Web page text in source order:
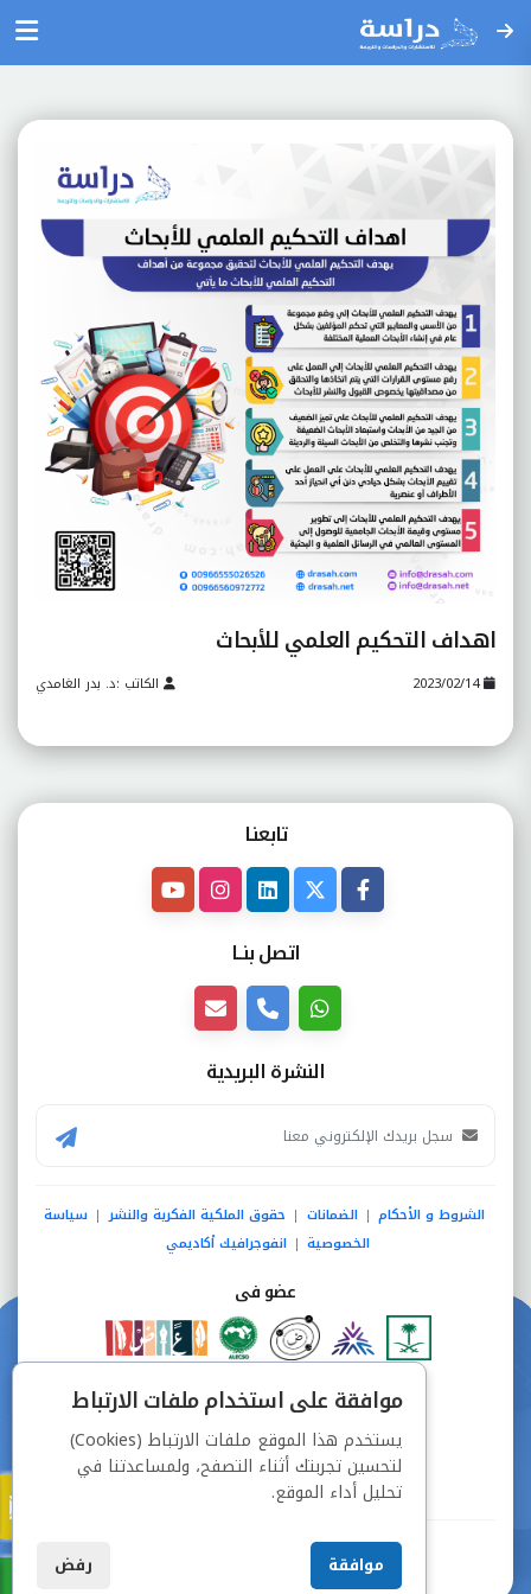
اهداف التحكيم العلمي للأبحاث
2023/02/14 الكاتب :د. بدر الغامدي
تابعنـا
اتصل بنــا
النشرة البريدية
الشروط و الأحكام | الضمانات | حقوق الملكية الفكرية والنشر | سياسة
الخصوصية | انفوجرافيك أكاديمي
عضو فى
دفع آمن من خلال
جميع الحقوق محفوظة © شركة دراسة
موافقة على استخدام ملفات الارتباط
يستخدم هذا الموقع ملفات الارتباط (Cookies)
لتحسين تجربتك أثناء التصفح، ولمساعدتنا في
تحليل أداء الموقع.
موافقة رفض